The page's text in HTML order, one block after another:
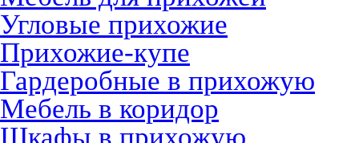
Угловые прихожие
Прихожие-купе
Гардеробные в прихожую
Мебель в коридор